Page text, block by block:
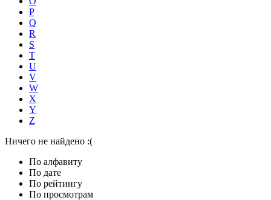
P
Q
R
S
T
U
V
W
X
Y
Z
Ничего не найдено :(
По алфавиту
По дате
По рейтингу
По просмотрам